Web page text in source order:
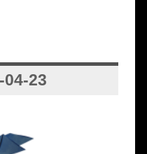
04-23